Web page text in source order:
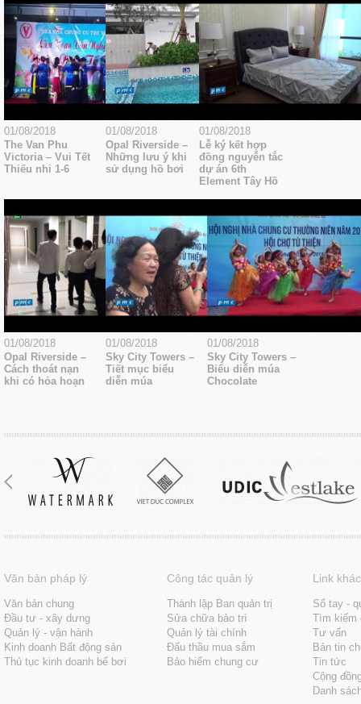
01/08/2018
The Van Phu
Victoria – Vui Tết
Thiếu nhi 1-6
01/08/2018
Opal Riverside –
Những lưu ý khi
sử dụng hồ bơi
01/08/2018
Lễ ký kết hợp
đồng nguyễn tắc
dự án 6th
Element Tây Hồ
01/08/2018
Opal Riverside –
Cách thoát nạn
khi có hỏa hoạn
01/08/2018
Sky City Towers –
Tiết mục biểu
diễn múa
01/08/2018
Sky City Towers –
Biểu diễn múa
Chocolate
Văn bản pháp lý
Văn bản chung
Đầu tư - xây dưng
Quản lý - vận hành
Kinh doanh Bất động sản
Thủ tục kinh doanh bể bơi
Công tác quản lý
Thành lập Ban quản trị
Sửa chữa bảo trì
Quản lý tài chính
Đấu thầu mua sắm
Bảo hiểm chung cư
Link khác
Sổ tay -
Tìm kiếm
Tư vấn
Bản tin
Tin tức
Cộng
Danh